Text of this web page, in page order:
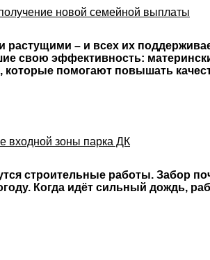
новой семейной выплаты
– и всех их
свою эффективность:
которые помогают повышать
входной зоны парка ДК
строительные работы. Забор
Когда идёт сильный дождь,